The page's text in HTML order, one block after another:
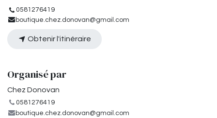
0581276419
boutique.chez.donovan@gmail.com
Obtenir l'itinéraire
Organisé par
Chez Donovan
0581276419
boutique.chez.donovan@gmail.com